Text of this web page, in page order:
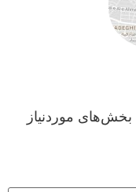
بخش‌های موردنیاز